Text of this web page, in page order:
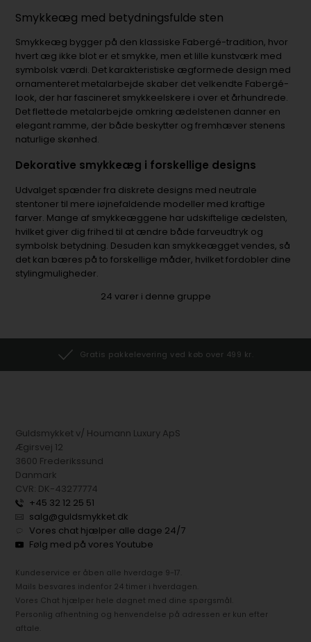
Smykkeæg med betydningsfulde sten
Smykkeæg bygger på den klassiske Fabergé-tradition, hvor
hvert æg ikke blot er et smykke, men et lille kunstværk med
symbolsk værdi. Det karakteristiske ægformede design med
ornamenteret metalarbejde skaber det velkendte Fabergé-
look, der har fascineret smykkeelskere i over et århundrede.
Det flettede metalarbejde omkring ædelstenen danner en
elegant ramme, der både beskytter og fremhæver stenens
naturlige skønhed.
Dekorative smykkeæg i forskellige designs
Udvalget spænder fra diskrete designs med neutrale
stentoner til mere iøjnefaldende modeller med kraftige
farver. Mange af smykkeæggene har udskiftelige ædelsten,
hvilket giver dig frihed til at ændre både farveudtryk og
symbolsk betydning. Desuden kan smykkeægget vendes, så
det kan bæres på to forskellige måder, hvilket fordobler dine
stylingmuligheder.
24 varer i denne gruppe
Gratis pakkelevering ved køb over 499 kr.
Guldsmykket v/ Houmann Luxury ApS
Ægirsvej 12
3600 Frederikssund
Danmark
CVR: DK-43277774
+45 32 12 25 51
salg@guldsmykket.dk
Vores chat hjælper alle dage 24/7
Følg med på vores Youtube
Kundeservice er åben alle hverdage 9-17.
Mails besvares indenfor 24 timer i hverdagen.
Vores Chat hjælper hele døgnet med dine spørgsmål.
Personlig afhentning og henvendelse på adressen er kun efter
aftale.